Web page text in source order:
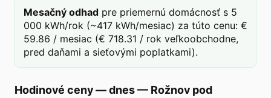
Mesačný odhad pre priemernú domácnosť s 5
000 kWh/rok (~417 kWh/mesiac) za túto cenu: €
59.86 / mesiac (€ 718.31 / rok veľkoobchodne,
pred daňami a sieťovými poplatkami).
Hodinové ceny — dnes— Rožnov pod